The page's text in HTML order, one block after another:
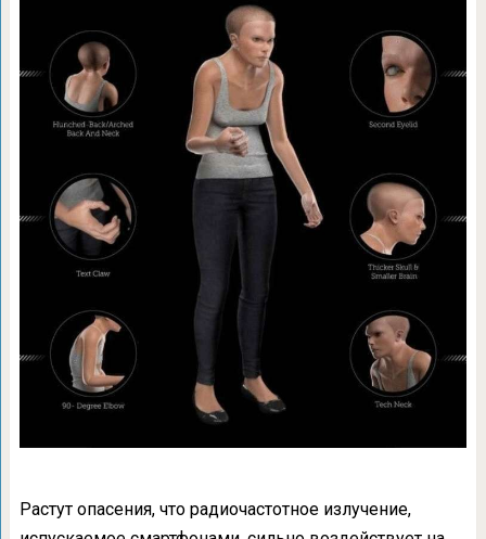
Растут опасения, что радиочастотное излучение,